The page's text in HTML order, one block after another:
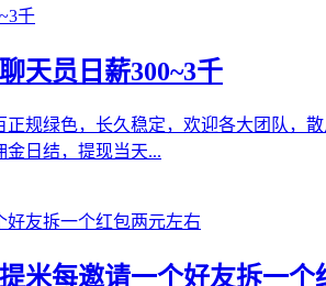
天员日薪300~3千
规绿色，长久稳定，欢迎各大团队，
日结，提现当天...
米每邀请一个好友拆一个